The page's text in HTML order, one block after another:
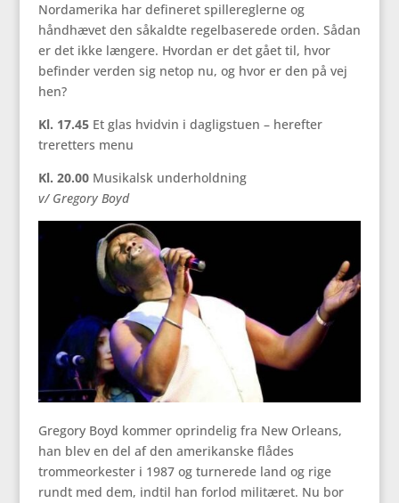
Nordamerika har defineret spillereglerne og
håndhævet den såkaldte regelbaserede orden. Sådan
er det ikke længere. Hvordan er det gået til, hvor
befinder verden sig netop nu, og hvor er den på vej
hen?
Kl. 17.45Et glas hvidvin i dagligstuen – herefter
treretters menu
Kl. 20.00Musikalsk underholdning
v/ Gregory Boyd
Gregory Boyd kommer oprindelig fra New Orleans,
han blev en del af den amerikanske flådes
trommeorkester i 1987 og turnerede land og rige
rundt med dem, indtil han forlod militæret. Nu bor